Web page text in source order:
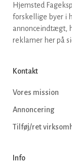
Hjemsted
forskellige byer i
annonceindtægt,
reklamer her på
Kontakt
Vores mission
Annoncering
Tilføj/ret
Info